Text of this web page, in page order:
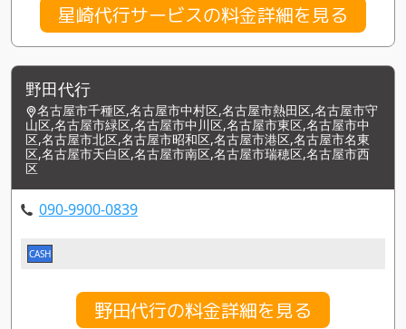
星崎代行サービスの料金詳細を見る
野田代行
名古屋市千種区,名古屋市中村区,名古屋市熱田区,名古屋市守
山区,名古屋市緑区,名古屋市中川区,名古屋市東区,名古屋市中
区,名古屋市北区,名古屋市昭和区,名古屋市港区,名古屋市名東
区,名古屋市天白区,名古屋市南区,名古屋市瑞穂区,名古屋市西
区
090-9900-0839
CASH
野田代行の料金詳細を見る